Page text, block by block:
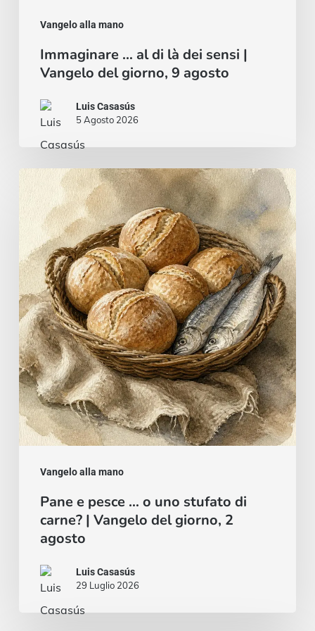
Vangelo alla mano
Immaginare … al di là dei sensi |
Vangelo del giorno, 9 agosto
Luis Casasús
5 Agosto 2026
Vangelo alla mano
Pane
pesce
o
uno
stufato
di
carne?
|
Vangelo
del
giorno,
agostoPane e pesce … o uno stufato di
carne? | Vangelo del giorno, 2
agosto
Luis Casasús
29 Luglio 2026